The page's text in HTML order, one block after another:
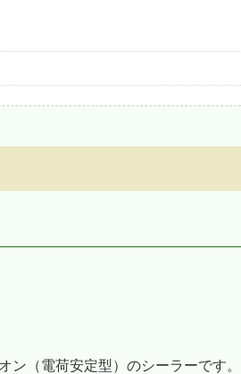
ン（電荷安定型）のシーラーです。